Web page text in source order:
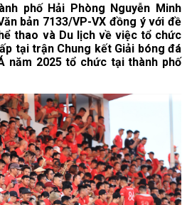
phố Hải Phòng Nguyễn Minh
bản 7133/VP-VX đồng ý với đề
thao và Du lịch về việc tổ chức
tại trận Chung kết Giải bóng đá
năm 2025 tổ chức tại thành phố